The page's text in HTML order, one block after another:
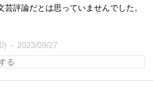
芸評論だとは思っていませんでした。
2023/09/27